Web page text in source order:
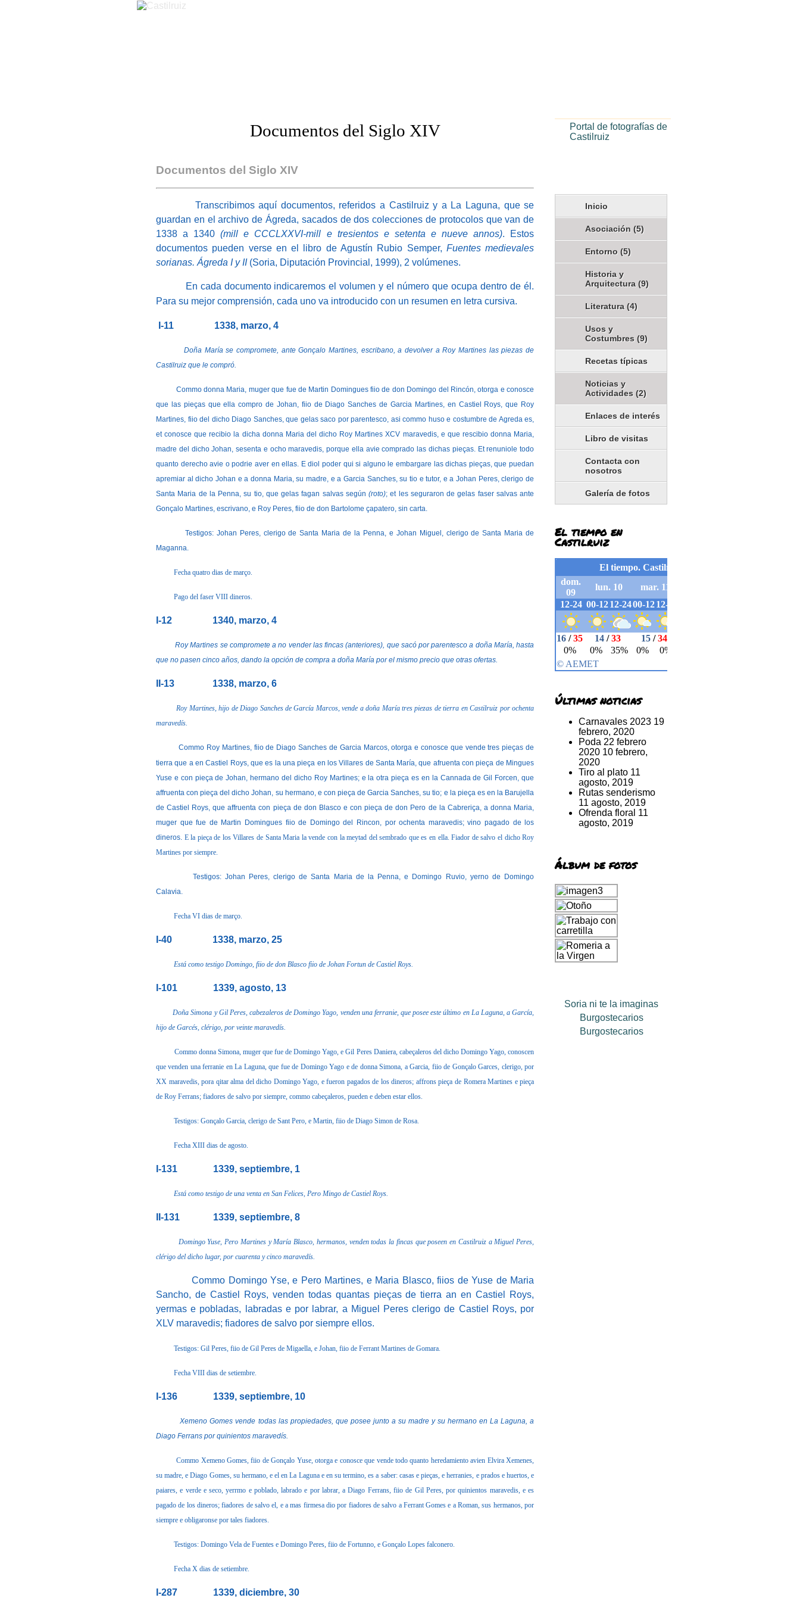
Documentos del Siglo XIV
Documentos del Siglo XIV
Transcribimos aquí documentos, referidos a Castilruiz y a La Laguna, que se
guardan en el archivo de Ágreda, sacados de dos colecciones de protocolos que van de
1338 a 1340(mill e CCCLXXVI-mill e tresientos e setenta e nueve annos). Estos
documentos pueden verse en el libro de Agustín Rubio Semper, Fuentes medievales
sorianas. Ágreda I y II(Soria, Diputación Provincial, 1999), 2 volúmenes.
En cada documento indicaremos el volumen y el número que ocupa dentro de él.
Para su mejor comprensión, cada uno va introducido con un resumen en letra cursiva.
I-11 1338, marzo, 4
Doña María se compromete, ante Gonçalo Martines, escribano, a devolver a Roy Martines las piezas de
Castilruiz que le compró.
Commo donna Maria, muger que fue de Martin Domingues fiio de don Domingo del Rincón, otorga e conosce
que las pieças que ella compro de Johan, fiio de Diago Sanches de Garcia Martines, en Castiel Roys, que Roy
Martines, fiio del dicho Diago Sanches, que gelas saco por parentesco, asi commo huso e costumbre de Agreda es,
et conosce que recibio la dicha donna Maria del dicho Roy Martines XCV maravedis, e que rescibio donna Maria,
madre del dicho Johan, sesenta e ocho maravedis, porque ella avie comprado las dichas pieças. Et renuniole todo
quanto derecho avie o podrie aver en ellas. E diol poder qui si alguno le embargare las dichas pieças, que puedan
apremiar al dicho Johan e a donna Maria, su madre, e a Garcia Sanches, su tio e tutor, e a Johan Peres, clerigo de
Santa Maria de la Penna, su tio, que gelas fagan salvas según(roto); et les seguraron de gelas faser salvas ante
Gonçalo Martines, escrivano, e Roy Peres, fiio de don Bartolome çapatero, sin carta.
Testigos: Johan Peres, clerigo de Santa Maria de la Penna, e Johan Miguel, clerigo de Santa Maria de
Maganna.
Fecha quatro dias de março.
Pago del faser VIII dineros.
I-12 1340, marzo, 4
Roy Martines se compromete a no vender las fincas (anteriores), que sacó por parentesco a doña María, hasta
que no pasen cinco años, dando la opción de compra a doña María por el mismo precio que otras ofertas.
II-13 1338, marzo, 6
Roy Martines, hijo de Diago Sanches de García Marcos, vende a doña María tres piezas de tierra en Castilruiz por ochenta
maravedís.
Commo Roy Martines, fiio de Diago Sanches de Garcia Marcos, otorga e conosce que vende tres pieças de
tierra que a en Castiel Roys, que es la una pieça en los Villares de Santa María, que afruenta con pieça de Mingues
Yuse e con pieça de Johan, hermano del dicho Roy Martines; e la otra pieça es en la Cannada de Gil Forcen, que
affruenta con pieça del dicho Johan, su hermano, e con pieça de Garcia Sanches, su tio; e la pieça es en la Barujella
de Castiel Roys, que affruenta con pieça de don Blasco e con pieça de don Pero de la Cabreriça, a donna Maria,
muger que fue de Martin Domingues fiio de Domingo del Rincon, por ochenta maravedis; vino pagado de los
dineros. E la pieça de los Villares de Santa Maria la vende con la meytad del sembrado que es en ella.Fiador de salvo el dicho Roy
Martines por siempre.
Testigos: Johan Peres, clerigo de Santa Maria de la Penna, e Domingo Ruvio, yerno de Domingo
Calavia.
Fecha VI dias de março.
I-40 1338, marzo, 25
Está como testigo Domingo, fiio de don Blasco fiio de Johan Fortun de Castiel Roys.
I-101 1339, agosto, 13
Doña Simona y Gil Peres, cabezaleros de Domingo Yago, venden una ferranie, que posee este último en La Laguna, a García,
hijo de Garcés, clérigo, por veinte maravedís.
Commo donna Simona, muger que fue de Domingo Yago, e Gil Peres Daniera, cabeçaleros del dicho Domingo Yago, conoscen
que venden una ferranie en La Laguna, que fue de Domingo Yago e de donna Simona, a Garcia, fiio de Gonçalo Garces, clerigo, por
XX maravedis, pora qitar alma del dicho Domingo Yago, e fueron pagados de los dineros; affrons pieça de Romera Martines e pieça
de Roy Ferrans; fiadores de salvo por siempre, commo cabeçaleros, pueden e deben estar ellos.
Testigos: Gonçalo Garcia, clerigo de Sant Pero, e Martin, fiio de Diago Simon de Rosa.
Fecha XIII dias de agosto.
I-131 1339, septiembre, 1
Está como testigo de una venta en San Felices, Pero Mingo de Castiel Roys.
II-131 1339, septiembre, 8
Domingo Yuse, Pero Martines y María Blasco, hermanos, venden todas la fincas que poseen en Castilruiz a Miguel Peres,
clérigo del dicho lugar, por cuarenta y cinco maravedís.
Commo Domingo Yse, e Pero Martines, e Maria Blasco, fiios de Yuse de Maria
Sancho, de Castiel Roys, venden todas quantas pieças de tierra an en Castiel Roys,
yermas e pobladas, labradas e por labrar, a Miguel Peres clerigo de Castiel Roys, por
XLV maravedis; fiadores de salvo por siempre ellos.
Testigos: Gil Peres, fiio de Gil Peres de Migaella, e Johan, fiio de Ferrant Martines de Gomara.
Fecha VIII dias de setiembre.
I-136 1339, septiembre, 10
Xemeno Gomes vende todas las propiedades, que posee junto a su madre y su hermano en La Laguna, a
Diago Ferrans por quinientos maravedís.
Commo Xemeno Gomes, fiio de Gonçalo Yuse, otorga e conosce que vende todo quanto heredamiento avien Elvira Xemenes,
su madre, e Diago Gomes, su hermano, e el en La Laguna e en su termino, es a saber: casas e pieças, e herranies, e prados e huertos, e
paiares, e verde e seco, yerrmo e poblado, labrado e por labrar, a Diago Ferrans, fiio de Gil Peres, por quinientos maravedis, e es
pagado de los dineros; fiadores de salvo el, e a mas firmesa dio por fiadores de salvo a Ferrant Gomes e a Roman, sus hermanos, por
siempre e obligaronse por tales fiadores.
Testigos: Domingo Vela de Fuentes e Domingo Peres, fiio de Fortunno, e Gonçalo Lopes falconero.
Fecha X dias de setiembre.
I-287 1339, diciembre, 30
Portal de fotografías de
Castilruiz
Inicio
Asociación (5)
Entorno (5)
Historia y
Arquitectura (9)
Literatura (4)
Usos y
Costumbres (9)
Recetas típicas
Noticias y
Actividades (2)
Enlaces de interés
Libro de visitas
Contacta con
nosotros
Galería de fotos
El tiempo en
Castilruiz
Últimas noticias
Carnavales 2023 19
febrero, 2020
Poda 22 febrero
2020 10 febrero,
2020
Tiro al plato 11
agosto, 2019
Rutas senderismo
11 agosto, 2019
Ofrenda floral 11
agosto, 2019
Álbum de fotos
Soria ni te la imaginas
Burgostecarios
Burgostecarios